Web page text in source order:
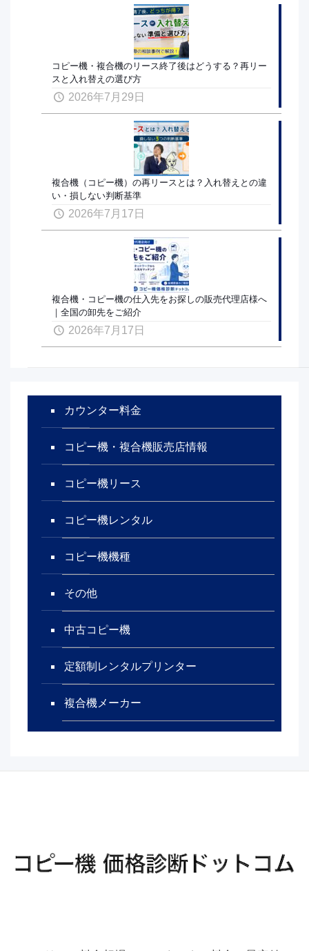
コピー機・複合機のリース終了後はどうする？再リー
スと入れ替えの選び方
2026年7月29日
複合機（コピー機）の再リースとは？入れ替えとの違
い・損しない判断基準
2026年7月17日
複合機・コピー機の仕入先をお探しの販売代理店様へ
｜全国の卸先をご紹介
2026年7月17日
カウンター料金
コピー機・複合機販売店情報
コピー機リース
コピー機レンタル
コピー機機種
その他
中古コピー機
定額制レンタルプリンター
複合機メーカー